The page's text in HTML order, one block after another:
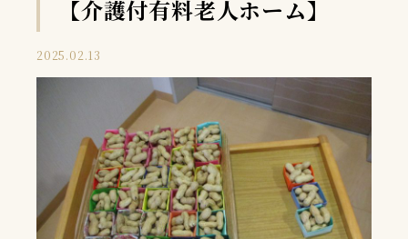
【介護付有料老人ホーム】
2025.02.13